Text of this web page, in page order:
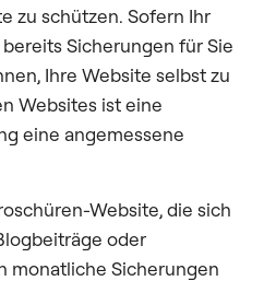
zu schützen. Sofern Ihr
Sicherungen für Sie
Ihre Website selbst zu
Websites ist eine
eine angemessene
Website, die sich
oder
monatliche Sicherungen